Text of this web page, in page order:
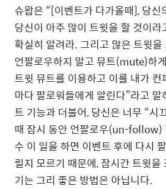
슈왑은 “[이벤트가 다가올때], 당신
당신이 아주 많이 트윗을 할 것이라
확실히 알려라. 그리고 많은 트윗
언팔로우하지 말고 뮤트(mute)하
트윗 뮤트를 이용하고 이를 내가 컨
마다 팔로워들에게 알린다”라고
트 기능과 더불어, 당신은 너무 “시
때 잠시 동안 언팔로우(un-follow)
수 이 일을 하면 이벤트 후에 다시
릴지 모르기 때문에, 잠시간 트윗
기는 그리 좋은 방법은 아닙니다.